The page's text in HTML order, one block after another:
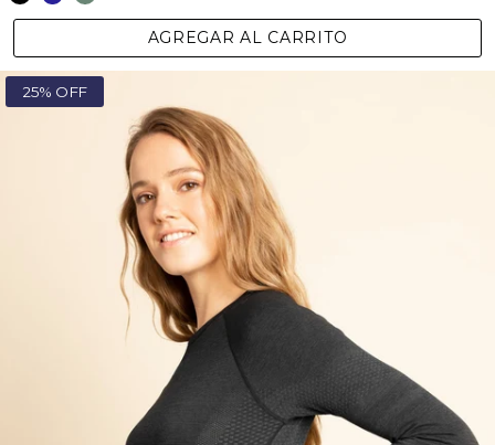
AGREGAR AL CARRITO
25% OFF